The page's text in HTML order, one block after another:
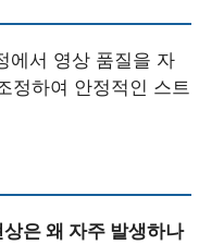
에서 영상 품질을 자
정하여 안정적인 스트
은 왜 자주 발생하나